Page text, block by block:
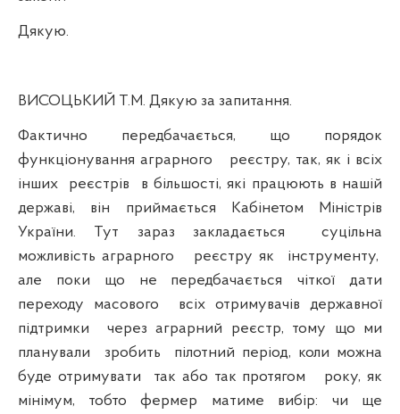
Дякую.
ВИСОЦЬКИЙ Т.М. Дякую за запитання.
Фактично передбачається, що порядок
функціонування аграрного
реєстру, так, як і всіх
інших
реєстрів
в більшості, які працюють в нашій
державі, він приймається Кабінетом Міністрів
України. Тут зараз закладається
суцільна
можливість аграрного
реєстру як
інструменту,
але поки що не передбачається чіткої дати
переходу масового
всіх отримувачів державної
підтримки
через аграрний реєстр, тому що ми
планували
зробить
пілотний період, коли можна
буде отримувати
так або так протягом
року, як
мінімум, тобто фермер матиме вибір: чи ще